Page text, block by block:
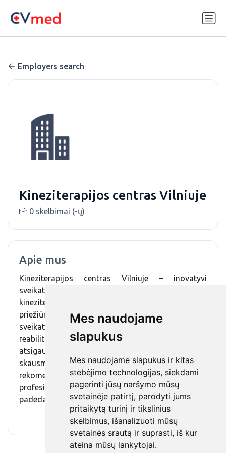
Mes naudojame
slapukus
Mes naudojame slapukus ir kitas
stebėjimo technologijas, siekdami
pagerinti jūsų naršymo mūsų
svetainėje patirtį, parodyti jums
pritaikytą turinį ir tikslinius
skelbimus, išanalizuoti mūsų
svetainės srautą ir suprasti, iš kur
ateina mūsų lankytojai.
Employers search
Kineziterapijos centras Vilniuje
0 skelbimai (-ų)
Apie mus
Kineziterapijos centras Vilniuje – inovatyvi
sveikatos priežiūros įstaiga, siūlanti modernią
kineziterapiją, pažangią įrangą ir aukščiausio lygio
priežiūrą. Čia teikiamos aukštos kokybės
sveikatinimo. kineziterapijos, gydomojo masažo ir
reabilitacijos paslaugos, padedančios greičiau
atsigauti po traumų, operacijų ar spręsti lėtinius
skausmus. Centras pelnė puikias klientų
rekomendacijas dėl individualaus požiūrio,
profesionalios komandos ir efektyvių sprendimų,
padedančių atkurti judėjimą bei gyvenimo kokybę.